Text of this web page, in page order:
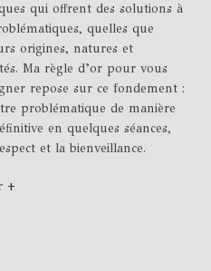
qui offrent des solutions à
quelles que
origines, natures et
Ma règle d’or pour vous
repose sur ce fondement :
problématique de manière
en quelques séances,
et la bienveillance.
+